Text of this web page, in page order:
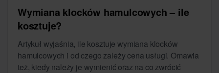
Wymiana klocków hamulcowych – ile
kosztuje?
Artykuł wyjaśnia, ile kosztuje wymiana klocków
hamulcowych i od czego zależy cena usługi. Omawia
też, kiedy należy je wymienić oraz na co zwrócić